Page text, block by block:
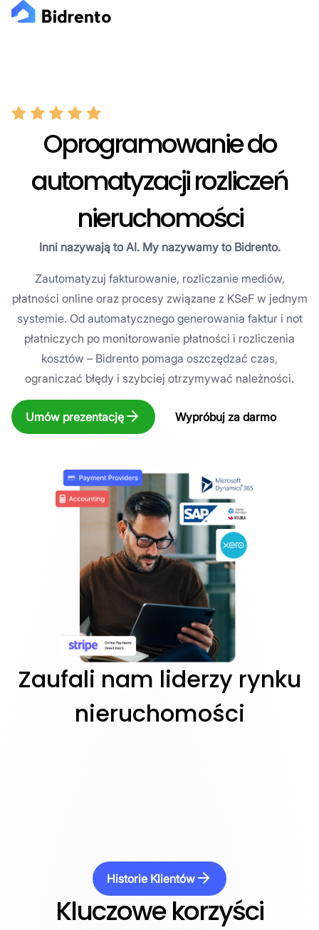
Oprogramowanie do
automatyzacji rozliczeń
nieruchomości
Inni nazywają to AI. My nazywamy to Bidrento.
Zautomatyzuj fakturowanie, rozliczanie mediów,
płatności online oraz procesy związane z KSeF w jednym
systemie. Od automatycznego generowania faktur i not
płatniczych po monitorowanie płatności i rozliczenia
kosztów – Bidrento pomaga oszczędzać czas,
ograniczać błędy i szybciej otrzymywać należności.
Umów prezentację Wypróbuj za darmo
Zaufali nam liderzy rynku
nieruchomości
Historie Klientów
Kluczowe korzyści